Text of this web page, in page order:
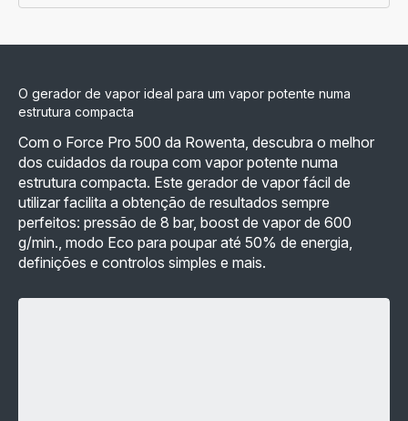
O gerador de vapor ideal para um vapor potente numa
estrutura compacta
Com o Force Pro 500 da Rowenta, descubra o melhor
dos cuidados da roupa com vapor potente numa
estrutura compacta. Este gerador de vapor fácil de
utilizar facilita a obtenção de resultados sempre
perfeitos: pressão de 8 bar, boost de vapor de 600
g/min., modo Eco para poupar até 50% de energia,
definições e controlos simples e mais.